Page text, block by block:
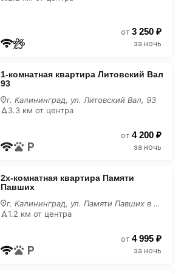
от 3 250 ₽
за ночь
1-комнатная квартира Литовский Вал
93
г. Калининград, ул. Литовский Вал, 93
3.3 км от центра
от 4 200 ₽
за ночь
2х-комнатная квартира Памяти
Павших
г. Калининград, ул. Памяти Павших в Афганистане, 24
1.2 км от центра
от 4 995 ₽
за ночь